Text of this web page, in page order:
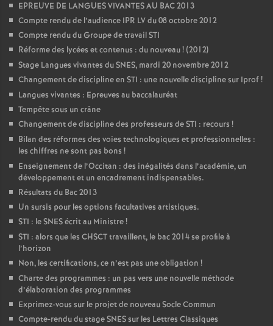
EPREUVE DE LANGUES VIVANTES AU BAC 2013
Compte rendu de l’audience IPR LV du 08 octobre 2012
Compte rendu du Groupe de travail STI
Réforme des lycées et contenus : du nouveau! (2012)
Stage Langues vivantes du SNES, mardi 20 novembre 2012
Changement de discipline en STI : une nouvelle discipline sur Iprof!
Langues vivantes : Epreuves au baccalauréat
Tempête sous un crâne
Changement de discipline des professeurs de STI : recours !
Bilan des réformes des voies technologiques et professionnelles :
les chiffres ne sont pas bons !
Enseignement de l’Occitan : des inégalités dans l’académie, un
développement et un encadrement indispensables.
Résultats du Bac 2013
Un sursis pour les options facultatives artistiques.
STI : le SNES écrit au Ministre!
STI : alors que les CHSCT travaillent, le bac 2014 se profile à
l’horizon
Non, les certifications, ce n’est pas une obligation !
Charte des programmes : un pas vers une nouvelle méthode
d’élaboration des programmes
Exprimez-vous sur le projet de nouveau Socle Commun
Compte-rendu du stage SNES sur les Lettres Classiques